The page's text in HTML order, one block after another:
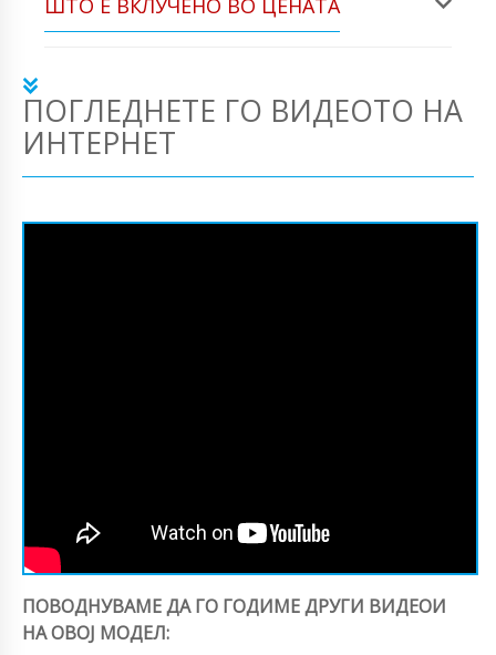
ПОГЛЕДНЕТЕ ГО ВИДЕОТО НА
ИНТЕРНЕТ
ПОВОДНУВАМЕ ДА ГО ГОДИМЕ ДРУГИ ВИДЕОИ
НА ОВОЈ МОДЕЛ: